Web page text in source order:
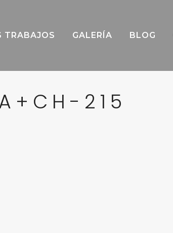
TRABAJOS GALERÍA BLOG
215